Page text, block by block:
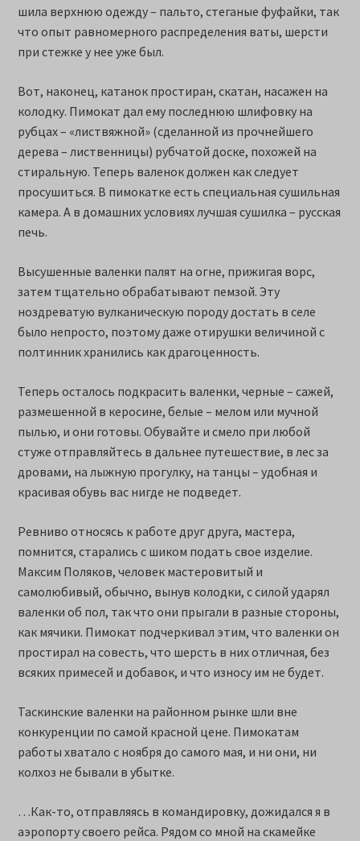
шила верхнюю одежду – пальто, стеганые фуфайки, так
что опыт равномерного распределения ваты, шерсти
при стежке у нее уже был.
Вот, наконец, катанок простиран, скатан, насажен на
колодку. Пимокат дал ему последнюю шлифовку на
рубцах – «листвяжной» (сделанной из прочнейшего
дерева – лиственницы) рубчатой доске, похожей на
стиральную. Теперь валенок должен как следует
просушиться. В пимокатке есть специальная сушильная
камера. А в домашних условиях лучшая сушилка – русская
печь.
Высушенные валенки палят на огне, прижигая ворс,
затем тщательно обрабатывают пемзой. Эту
ноздреватую вулканическую породу достать в селе
было непросто, поэтому даже отирушки величиной с
полтинник хранились как драгоценность.
Теперь осталось подкрасить валенки, черные – сажей,
размешенной в керосине, белые – мелом или мучной
пылью, и они готовы. Обувайте и смело при любой
стуже отправляйтесь в дальнее путешествие, в лес за
дровами, на лыжную прогулку, на танцы – удобная и
красивая обувь вас нигде не подведет.
Ревниво относясь к работе друг друга, мастера,
помнится, старались с шиком подать свое изделие.
Максим Поляков, человек мастеровитый и
самолюбивый, обычно, вынув колодки, с силой ударял
валенки об пол, так что они прыгали в разные стороны,
как мячики. Пимокат подчеркивал этим, что валенки он
простирал на совесть, что шерсть в них отличная, без
всяких примесей и добавок, и что износу им не будет.
Таскинские валенки на районном рынке шли вне
конкуренции по самой красной цене. Пимокатам
работы хватало с ноября до самого мая, и ни они, ни
колхоз не бывали в убытке.
…Как-то, отправляясь в командировку, дожидался я в
аэропорту своего рейса. Рядом со мной на скамейке